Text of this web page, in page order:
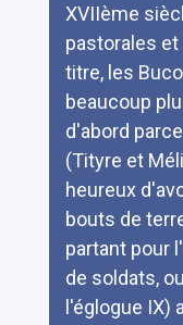
XVIIème
pastorales
titre, les
beaucoup
d'abord
(Tityre et
heureux
bouts de
partant pour
de soldats,
l'églogue IX)